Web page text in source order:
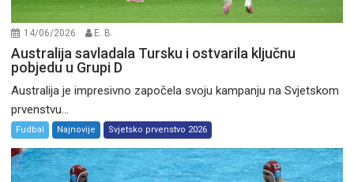
14/06/2026 E. B.
Australija savladala Tursku i ostvarila ključnu
pobjedu u Grupi D
Australija je impresivno započela svoju kampanju na Svjetskom
prvenstvu...
Fudbal Najnovije Svjetsko prvenstvo 2026